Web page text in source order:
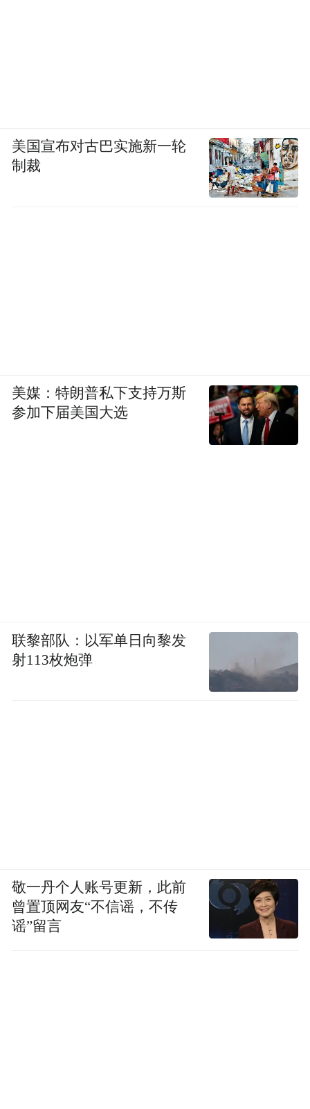
美国宣布对古巴实施新一轮
制裁
美媒：特朗普私下支持万斯
参加下届美国大选
联黎部队：以军单日向黎发
射113枚炮弹
敬一丹个人账号更新，此前
曾置顶网友“不信谣，不传
谣”留言